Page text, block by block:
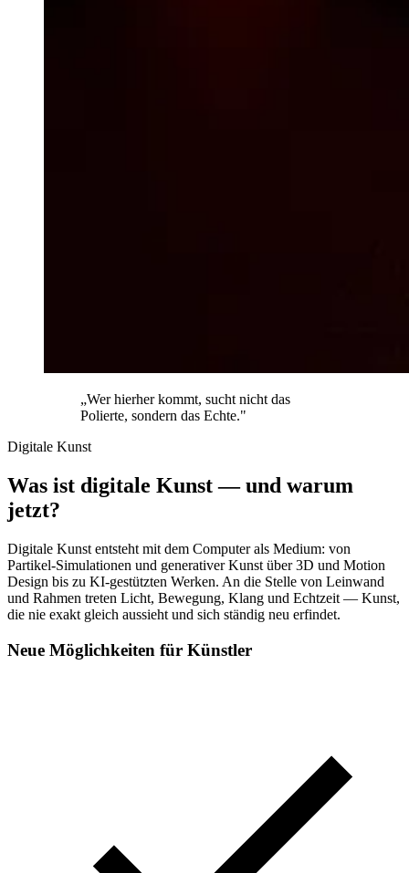
„Wer hierher kommt, sucht nicht das
Polierte, sondern das Echte."
Digitale Kunst
Was ist digitale Kunst — und warum
jetzt?
Digitale Kunst entsteht mit dem Computer als Medium: von
Partikel-Simulationen und generativer Kunst über 3D und Motion
Design bis zu KI-gestützten Werken. An die Stelle von Leinwand
und Rahmen treten Licht, Bewegung, Klang und Echtzeit — Kunst,
die nie exakt gleich aussieht und sich ständig neu erfindet.
Neue Möglichkeiten für Künstler